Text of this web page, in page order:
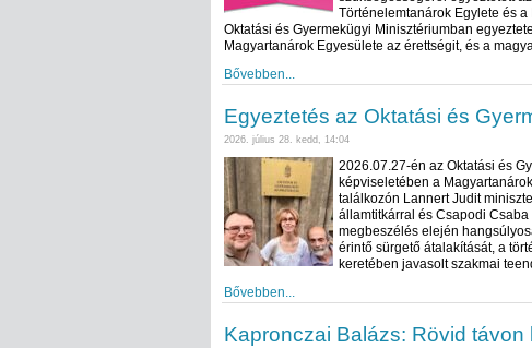
Történelemtanárok Egylete és
Oktatási és Gyermekügyi Minisztériumban
Magyartanárok Egyesülete az érettségit, és a
Bővebben...
Egyeztetés az Oktatási és
2026. július 28. kedd, 14:04
2026.07.27-én az Oktatási és
képviseletében a
találkozón Lannert Judit
államtitkárral és Csapodi
megbeszélés elején
érintő sürgető átalakítását, a
keretében javasolt szakmai
Bővebben...
Kapronczai Balázs: Rövid